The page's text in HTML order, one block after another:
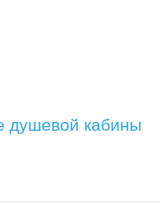
душевой кабины